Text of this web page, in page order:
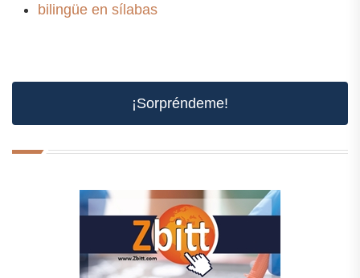
bilingüe en sílabas
¡Sorpréndeme!